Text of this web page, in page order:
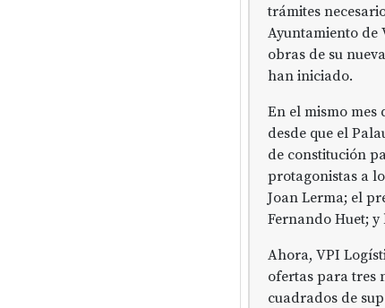
trámites
Ayuntamiento de
obras de su
han iniciado.
En el mismo mes
desde que el
de constitución
protagonistas a
Joan Lerma; el
Fernando Huet;
Ahora, VPI
ofertas para tres
cuadrados de